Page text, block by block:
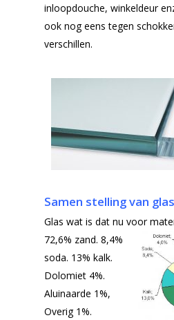
inloopdouche, winkeldeur
ook nog eens tegen
verschillen.
Samen stelling van glas
Glas wat is dat nu voor
72,6% zand. 8,4%
soda. 13% kalk.
Dolomiet 4%.
Aluinaarde 1%,
Overig 1%.